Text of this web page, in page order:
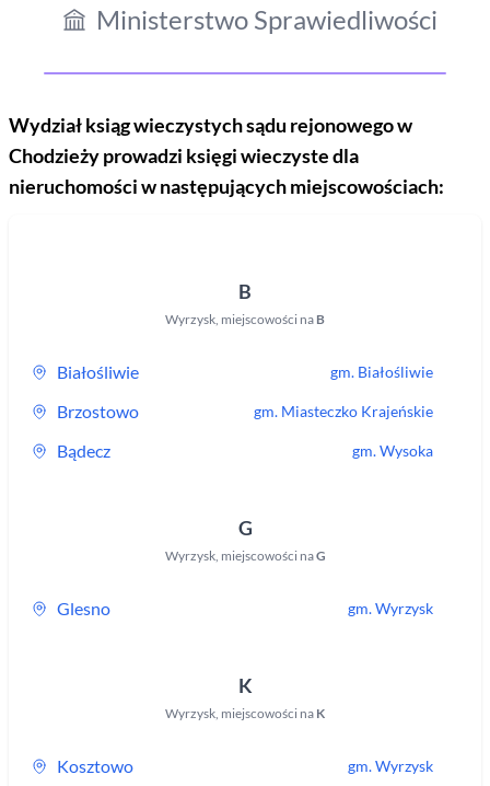
Ministerstwo Sprawiedliwości
Wydział ksiąg wieczystych sądu rejonowegow
Chodzieżyprowadzi księgi wieczyste dla
nieruchomości w następujących miejscowościach:
B
Wyrzysk, miejscowości na B
Białośliwie gm. Białośliwie
Brzostowo gm. Miasteczko Krajeńskie
Bądecz gm.Wysoka
G
Wyrzysk, miejscowości naG
Glesno gm.Wyrzysk
K
Wyrzysk, miejscowości na K
Kosztowo gm.Wyrzysk